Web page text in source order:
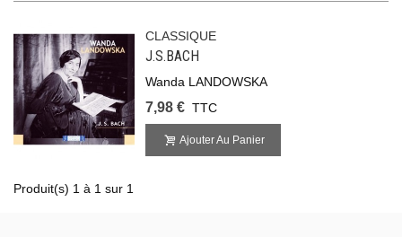
CLASSIQUE
J.S.BACH
Wanda LANDOWSKA
7,98 € TTC
Ajouter Au Panier
Produit(s) 1 à 1 sur 1